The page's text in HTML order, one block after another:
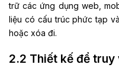
trữ các ứng dụng web,
liệu có cấu trúc phức tạp
hoặc xóa đi.
2.2 Thiết kế để truy